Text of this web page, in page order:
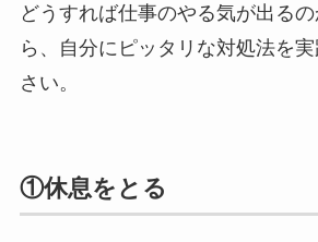
どうすれば仕事のやる気が出る
ら、自分にピッタリな対処法を
さい。
①休息をとる